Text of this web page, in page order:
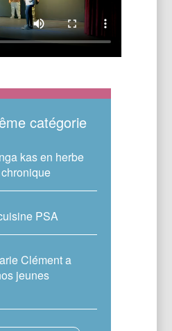
catégorie
kas en herbe
PSA
Clément a
jeunes